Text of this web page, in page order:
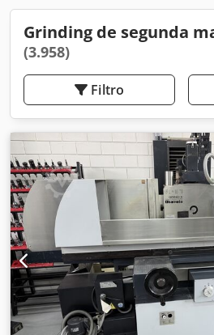
Grinding de segunda
(3.958)
Filtro